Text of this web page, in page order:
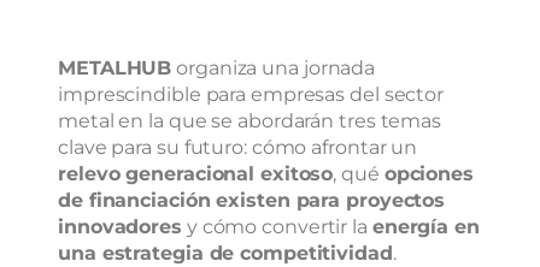
METALHUB organiza una jornada
imprescindible para empresas del sector
metal en la que se abordarán tres temas
clave para su futuro: cómo afrontar un
relevo generacional exitoso, qué opciones
de financiación existen para proyectos
innovadores y cómo convertir la energía en
una estrategia de competitividad.